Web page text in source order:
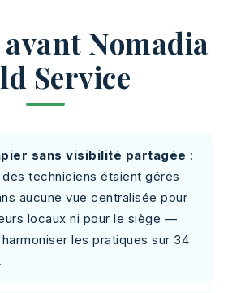
Nomadia
Service
sans visibilité partagée :
des techniciens étaient gérés
aucune vue centralisée pour
locaux ni pour le siège —
les pratiques sur 34